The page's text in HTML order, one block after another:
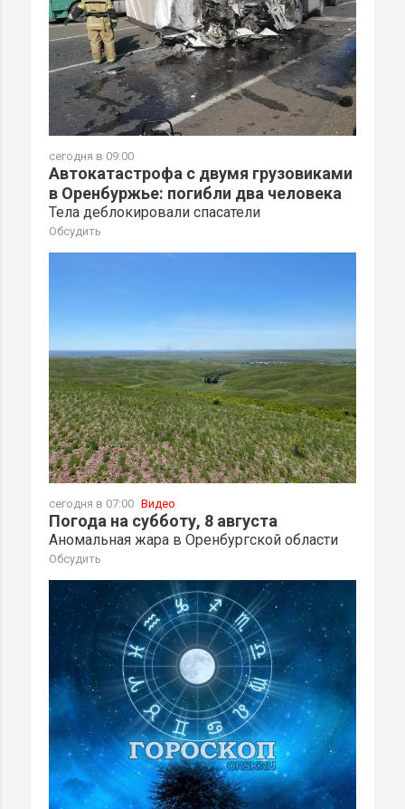
сегодня в 09:00
Автокатастрофа с двумя грузовиками
в Оренбуржье: погибли два человека
Тела деблокировали спасатели
Обсудить
сегодня в 07:00 Видео
Погода на субботу, 8 августа
Аномальная жара в Оренбургской области
Обсудить